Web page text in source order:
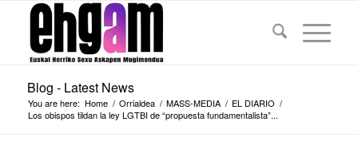
Blog - Latest News
You are here: Home / Orrialdea / MASS-MEDIA / EL DIARIO /
Los obispos tildan la ley LGTBI de “propuesta fundamentalista”...